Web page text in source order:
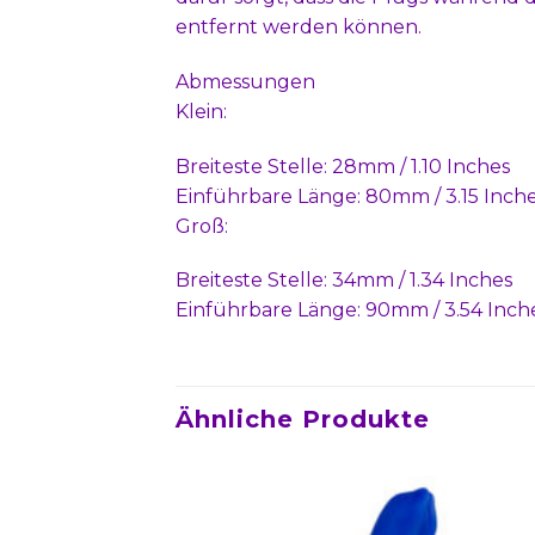
entfernt werden können.
Abmessungen
Klein:
Breiteste Stelle: 28mm / 1.10 Inches
Einführbare Länge: 80mm / 3.15
Groß:
Breiteste Stelle: 34mm / 1.34 Inches
Einführbare Länge: 90mm / 3.54
Ähnliche Produkte